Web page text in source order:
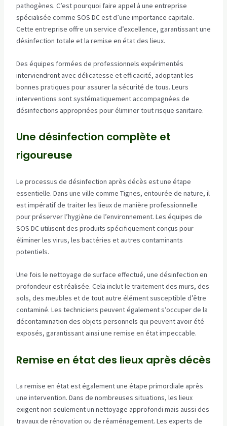
pathogènes. C’est pourquoi faire appel à une entreprise
spécialisée comme SOS DC est d’une importance capitale.
Cette entreprise offre un service d’excellence, garantissant une
désinfection totale et la remise en état des lieux.
Des équipes formées de professionnels expérimentés
interviendront avec délicatesse et efficacité, adoptant les
bonnes pratiques pour assurer la sécurité de tous. Leurs
interventions sont systématiquement accompagnées de
désinfections appropriées pour éliminer tout risque sanitaire.
Une désinfection complète et
rigoureuse
Le processus de désinfection après décès est une étape
essentielle. Dans une ville comme Tignes, entourée de nature, il
est impératif de traiter les lieux de manière professionnelle
pour préserver l’hygiène de l’environnement. Les équipes de
SOS DC utilisent des produits spécifiquement conçus pour
éliminer les virus, les bactéries et autres contaminants
potentiels.
Une fois le nettoyage de surface effectué, une désinfection en
profondeur est réalisée. Cela inclut le traitement des murs, des
sols, des meubles et de tout autre élément susceptible d’être
contaminé. Les techniciens peuvent également s’occuper de la
décontamination des objets personnels qui peuvent avoir été
exposés, garantissant ainsi une remise en état impeccable.
Remise en état des lieux après décès
La remise en état est également une étape primordiale après
une intervention. Dans de nombreuses situations, les lieux
exigent non seulement un nettoyage approfondi mais aussi des
travaux de rénovation ou de réaménagement. Les experts de